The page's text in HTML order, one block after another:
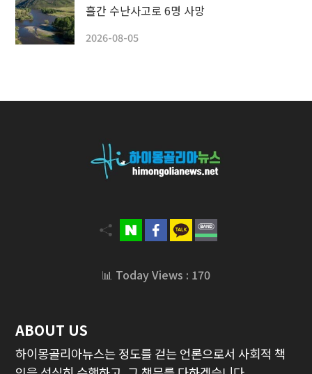
흘간 수난사고로 6명 사망
2026-08-05
📊 Today Views : 170
ABOUT US
하이몽골리아뉴스는 정도를 걷는 언론으로서 사회적 책